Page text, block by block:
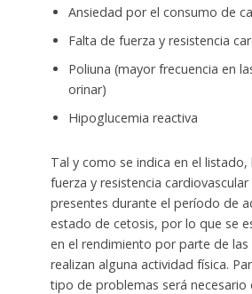
Ansiedad por el consumo de
Falta de fuerza y resistencia
Poliuna (mayor frecuencia en
orinar)
Hipoglucemia reactiva
Tal y como se indica en el
fuerza y resistencia cardiovascular
presentes durante el período de
estado de cetosis, por lo que se
en el rendimiento por parte de las
realizan alguna actividad física.
tipo de problemas será necesario